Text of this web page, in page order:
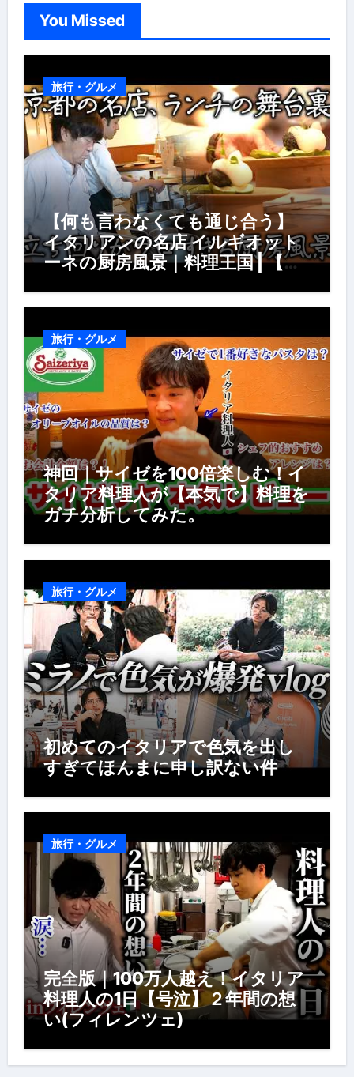
You Missed
旅行・グルメ
【何も言わなくても通じ合う】
イタリアンの名店 イルギオット
ーネの厨房風景｜料理王国 | 【厨
風景】
旅行・グルメ
神回｜サイゼを100倍楽しむ！イ
タリア料理人が【本気で】料理を
ガチ分析してみた。
旅行・グルメ
初めてのイタリアで色気を出し
すぎてほんまに申し訳ない件
旅行・グルメ
完全版｜100万人越え！イタリア
料理人の1日【号泣】２年間の想
い(フィレンツェ)